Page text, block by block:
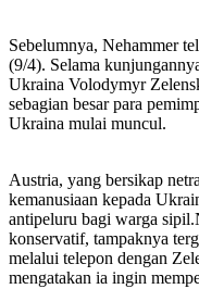
Sebelumnya, Nehammer
(9/4). Selama
Ukraina Volodymyr
sebagian besar para
Ukraina mulai muncul.
Austria, yang bersikap
kemanusiaan kepada
antipeluru bagi warga
konservatif, tampaknya
melalui telepon dengan
mengatakan ia ingin